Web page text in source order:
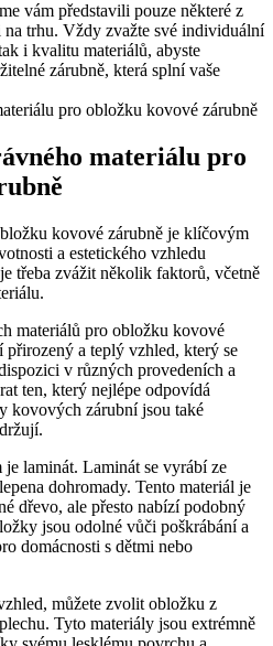
vám představili pouze některé z
trhu. Vždy zvažte své individuální
i kvalitu materiálů, abyste
zárubně, která splní vaše
materiálu pro
kovové zárubně je klíčovým
a estetického vzhledu
třeba zvážit několik faktorů, včetně
materiálů pro obložku kovové
a teplý vzhled, který se
v různých provedeních a
ten, který nejlépe odpovídá
kovových zárubní jsou také
laminát. Laminát se vyrábí ze
dohromady. Tento materiál je
dřevo, ale přesto nabízí podobný
jsou odolné vůči poškrábání a
domácnosti s dětmi nebo
můžete zvolit obložku z
Tyto materiály jsou extrémně